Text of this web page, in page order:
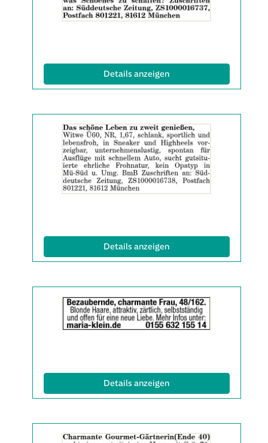
2063513
anzeigen
Details anzeigen(ID: 2063513)
der
Anzeige
2063524
anzeigen
|
Info:
Details anzeigen(ID: 2063524)
der
Anzeige
2063538
Details anzeigen(ID: 2063538)
der